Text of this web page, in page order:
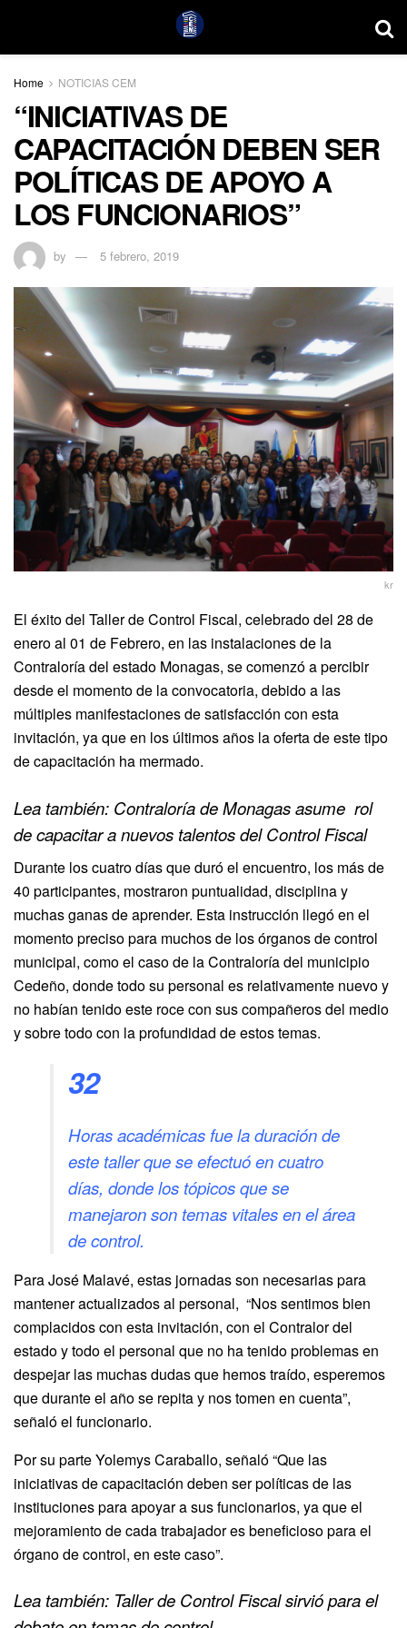
Home NOTICIAS CEM
“INICIATIVAS DE
CAPACITACIÓN DEBEN SER
POLÍTICAS DE APOYO A
LOS FUNCIONARIOS”
by 5 febrero, 2019
kr
El éxito del Taller de Control Fiscal, celebrado del 28 de
enero al 01 de Febrero, en las instalaciones de la
Contraloría del estado Monagas, se comenzó a percibir
desde el momento de la convocatoria, debido a las
múltiples manifestaciones de satisfacción con esta
invitación, ya que en los últimos años la oferta de este tipo
de capacitación ha mermado.
Lea también: Contraloría de Monagas asume rol
de capacitar a nuevos talentos del Control Fiscal
Durante los cuatro días que duró el encuentro, los más de
40 participantes, mostraron puntualidad, disciplina y
muchas ganas de aprender. Esta instrucción llegó en el
momento preciso para muchos de los órganos de control
municipal, como el caso de la Contraloría del municipio
Cedeño, donde todo su personal es relativamente nuevo y
no habían tenido este roce con sus compañeros del medio
y sobre todo con la profundidad de estos temas.
32
Horas académicas fue la duración de
este taller que se efectuó en cuatro
días, donde los tópicos que se
manejaron son temas vitales en el área
de control.
Para José Malavé, estas jornadas son necesarias para
mantener actualizados al personal, “Nos sentimos bien
complacidos con esta invitación, con el Contralor del
estado y todo el personal que no ha tenido problemas en
despejar las muchas dudas que hemos traído, esperemos
que durante el año se repita y nos tomen en cuenta”,
señaló el funcionario.
Por su parte Yolemys Caraballo, señaló “Que las
iniciativas de capacitación deben ser políticas de las
instituciones para apoyar a sus funcionarios, ya que el
mejoramiento de cada trabajador es beneficioso para el
órgano de control, en este caso”.
Lea también: Taller de Control Fiscal sirvió para el